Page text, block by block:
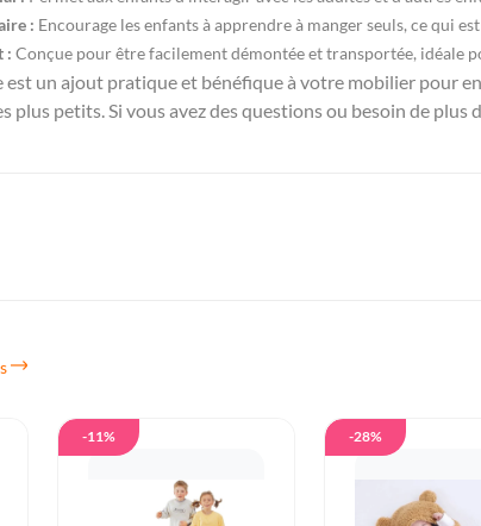
: Encourage les enfants à apprendre à manger seuls, ce qui
: Conçue pour être facilement démontée et transportée, idéale
est un ajout pratique et bénéfique à votre mobilier pour
plus petits. Si vous avez des questions ou besoin de
-11% -28%